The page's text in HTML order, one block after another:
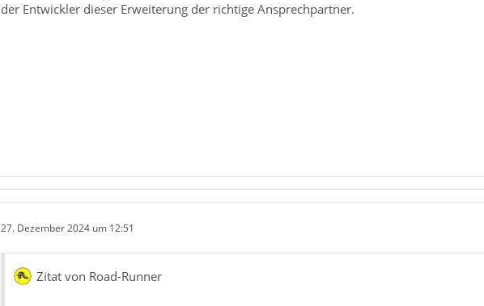
der Entwickler dieser Erweiterung der richtige Ansprechpartner.
27. Dezember 2024 um 12:51
Zitat von Road-Runner